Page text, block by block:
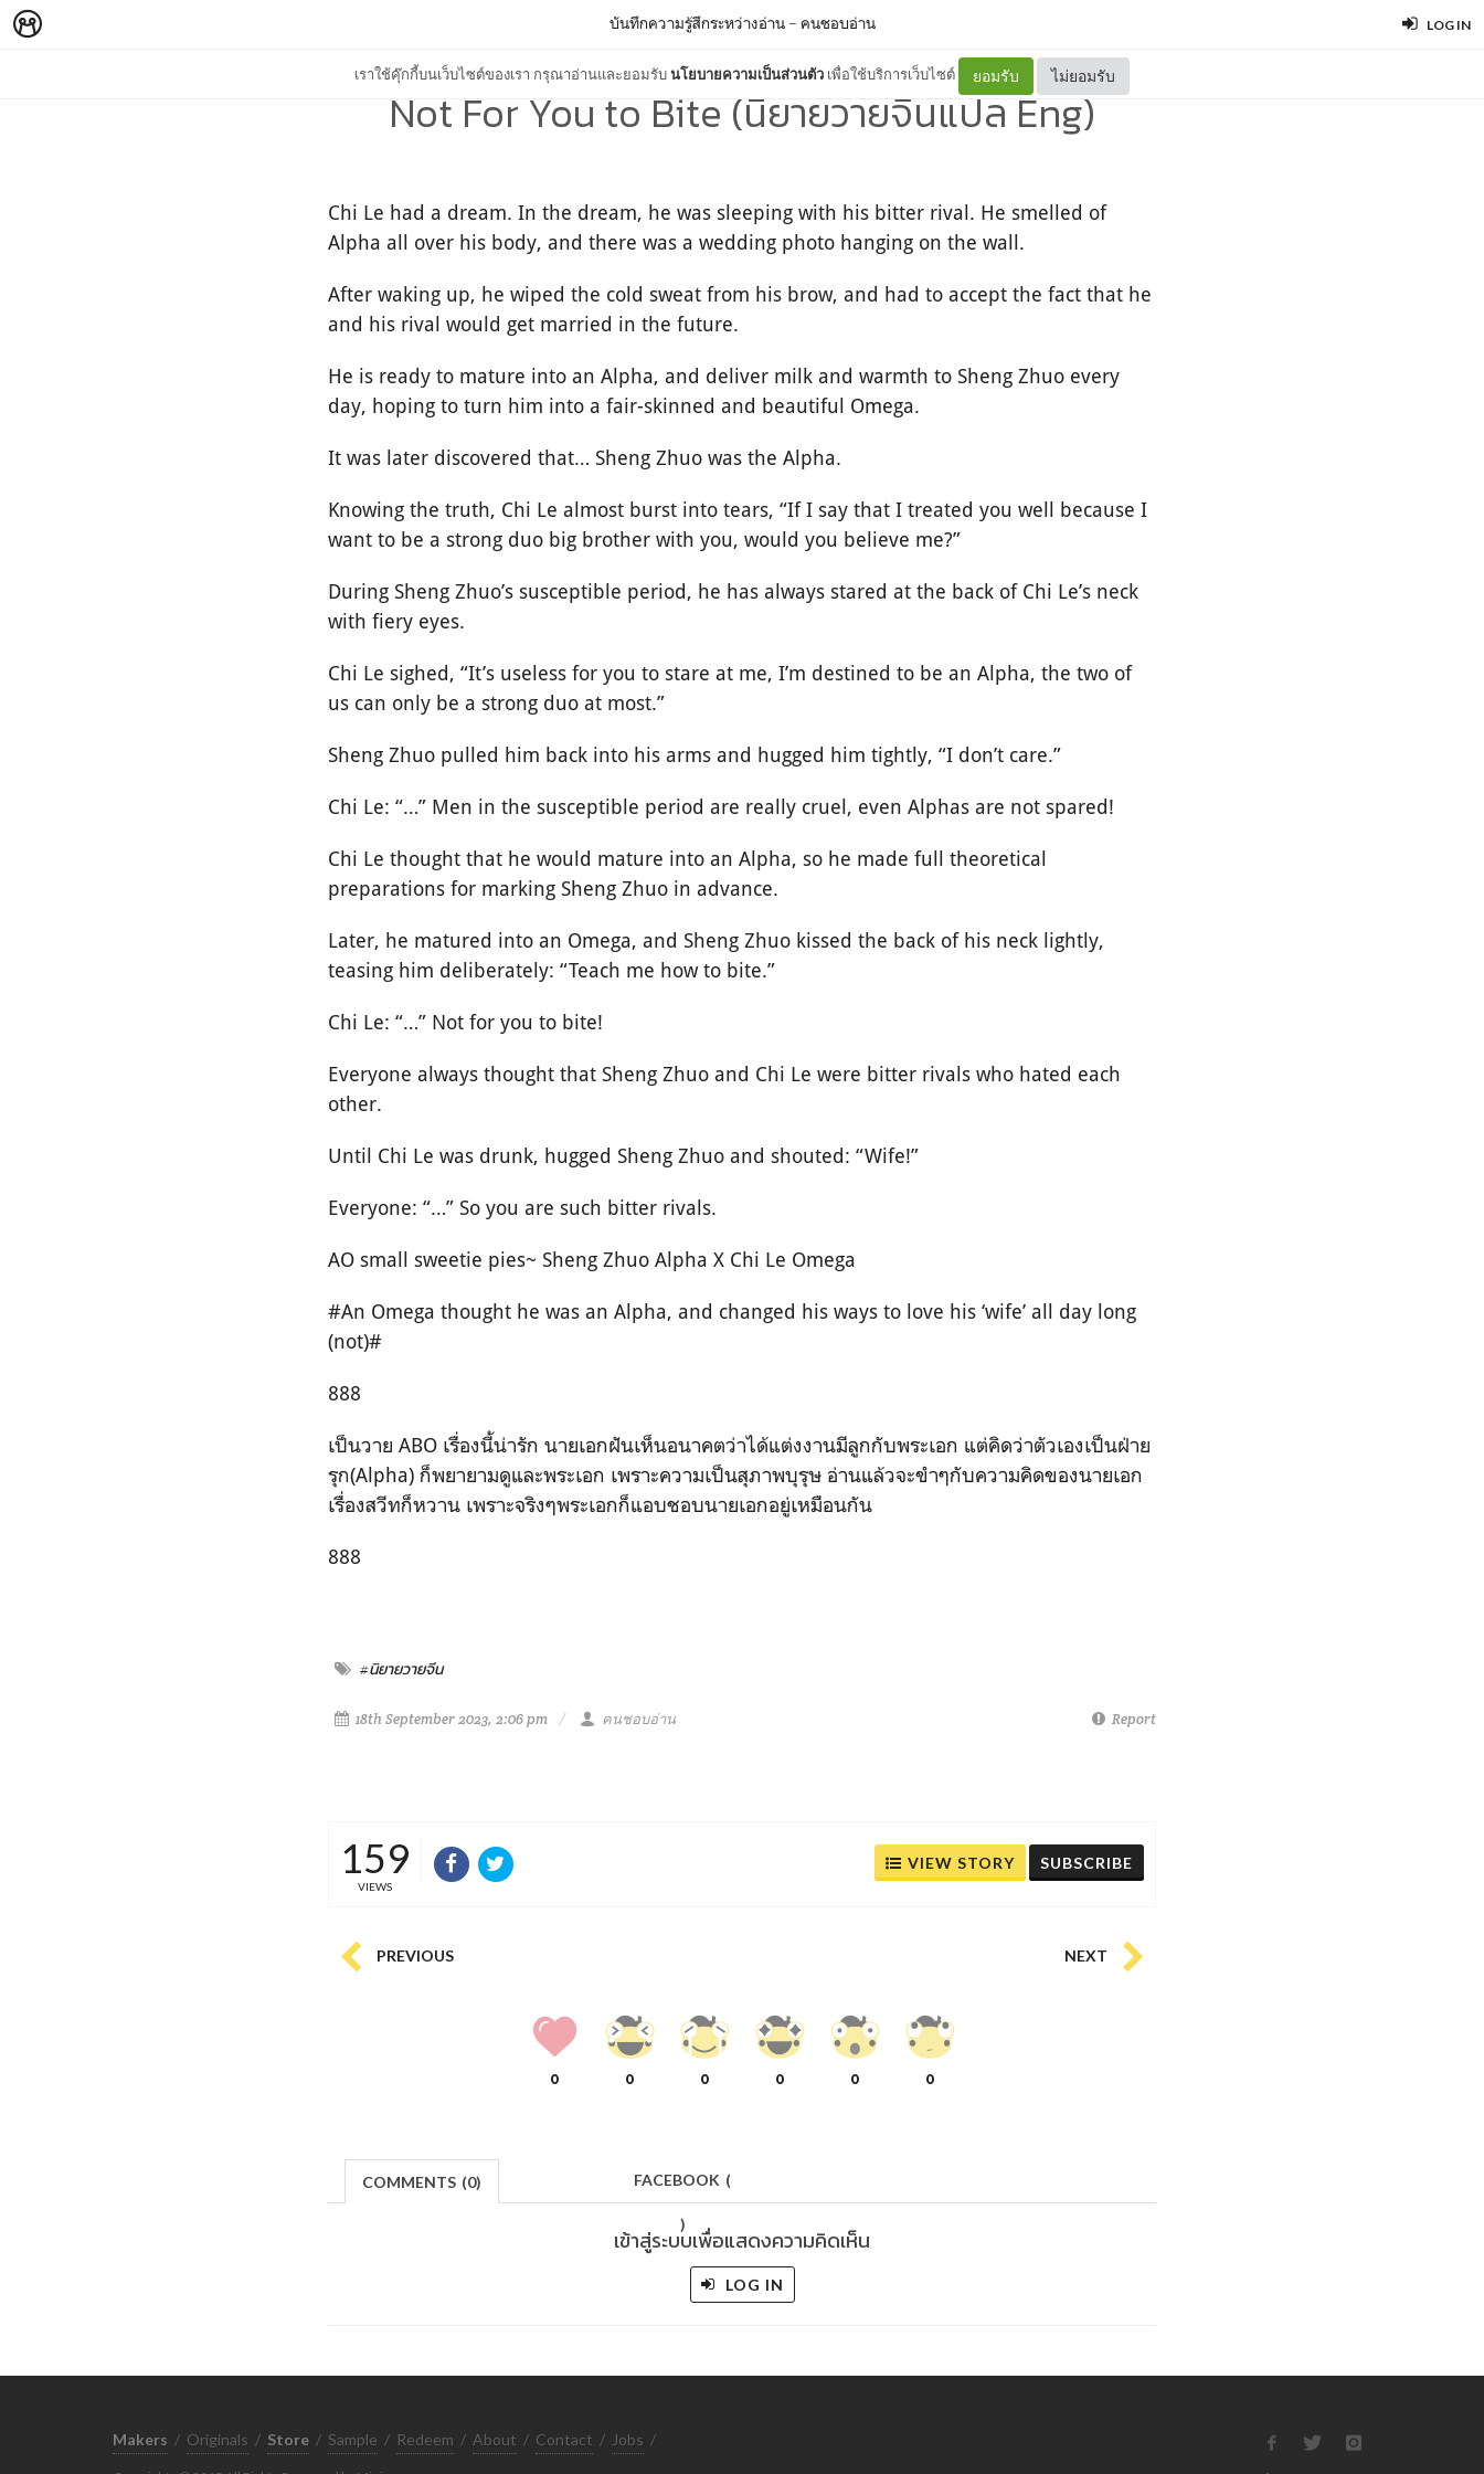
LOG IN
เราใช้คุ๊กกี้บนเว็บไซต์ของเรา กรุณาอ่านและยอมรับนโยบายความเป็นส่วนตัว เพื่อใช้บริการเว็บไซต์ ยอมรับ ไม่ยอมรับ
บันทึกความรู้สึกระหว่างอ่าน– คนชอบอ่าน
Not For You to Bite (นิยายวายจีนแปล Eng)
Chi Le had a dream. In the dream, he was sleeping with his bitter rival. He smelled of
Alpha all over his body, and there was a wedding photo hanging on the wall.
After waking up, he wiped the cold sweat from his brow, and had to accept the fact that he
and his rival would get married in the future.
He is ready to mature into an Alpha, and deliver milk and warmth to Sheng Zhuo every
day, hoping to turn him into a fair-skinned and beautiful Omega.
It was later discovered that… Sheng Zhuo was the Alpha.
Knowing the truth, Chi Le almost burst into tears, “If I say that I treated you well because I
want to be a strong duo big brother with you, would you believe me?”
During Sheng Zhuo’s susceptible period, he has always stared at the back of Chi Le’s neck
with fiery eyes.
Chi Le sighed, “It’s useless for you to stare at me, I’m destined to be an Alpha, the two of
us can only be a strong duo at most.”
Sheng Zhuo pulled him back into his arms and hugged him tightly, “I don’t care.”
Chi Le: “…” Men in the susceptible period are really cruel, even Alphas are not spared!
Chi Le thought that he would mature into an Alpha, so he made full theoretical
preparations for marking Sheng Zhuo in advance.
Later, he matured into an Omega, and Sheng Zhuo kissed the back of his neck lightly,
teasing him deliberately: “Teach me how to bite.”
Chi Le: “…” Not for you to bite!
Everyone always thought that Sheng Zhuo and Chi Le were bitter rivals who hated each
other.
Until Chi Le was drunk, hugged Sheng Zhuo and shouted: “Wife!”
Everyone: “…” So you are such bitter rivals.
AO small sweetie pies~ Sheng Zhuo Alpha X Chi Le Omega
#An Omega thought he was an Alpha, and changed his ways to love his ‘wife’ all day long
(not)#
888
เป็นวาย ABO เรื่องนี้น่ารัก นายเอกฝันเห็นอนาคตว่าได้แต่งงานมีลูกกับพระเอก แต่คิดว่าตัวเองเป็นฝ่าย
รุก(Alpha) ก็พยายามดูและพระเอก เพราะความเป็นสุภาพบุรุษ อ่านแล้วจะขำๆกับความคิดของนายเอก
เรื่องสวีทก็หวาน เพราะจริงๆพระเอกก็แอบชอบนายเอกอยู่เหมือนกัน
888
#นิยายวายจีน
18th September 2023, 2:06 pm คนชอบอ่าน Report
159
VIEWS
VIEW STORY SUBSCRIBE
PREVIOUS NEXT
0 0 0 0 0 0
COMMENTS (0) FACEBOOK (
)
เข้าสู่ระบบเพื่อแสดงความคิดเห็น
LOG IN
Makers / Originals / Store / Sample / Redeem / About / Contact / Jobs /